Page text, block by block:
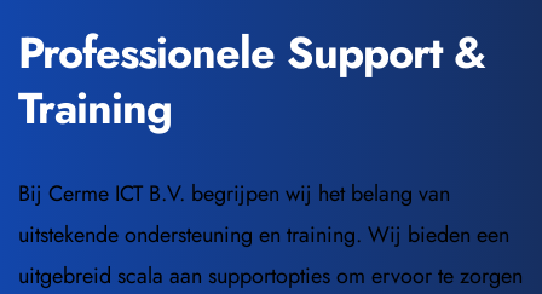
Professionele Support &
Training
Bij Cerme ICT B.V. begrijpen wij het belang van
uitstekende ondersteuning en training. Wij bieden een
uitgebreid scala aan supportopties om ervoor te zorgen